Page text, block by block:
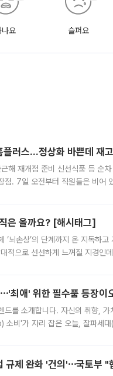
나요 슬퍼요
러스…정상화 바쁜데 재
해 재개점 준비 신선식품 등 순
점. 7일 오전부터 직원들은 비어
은 올까요? [해시태그]
‘뇌손상’의 단계까지 온 지독하
적으로 선선하게 느껴질 지경인
최애' 위한 필수품 등장이
드를 소개합니다. 자신의 취향,
비'가 자리 잡은 오늘, 잘파세
규제 완화 '건의'⋯국토부